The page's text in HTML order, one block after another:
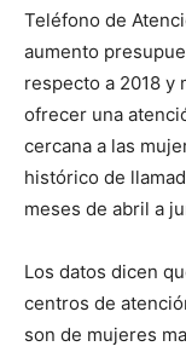
Teléfono de
aumento
respecto a 2018 y
ofrecer una
cercana a las
histórico de
meses de abril a
Los datos dicen
centros de
son de mujeres